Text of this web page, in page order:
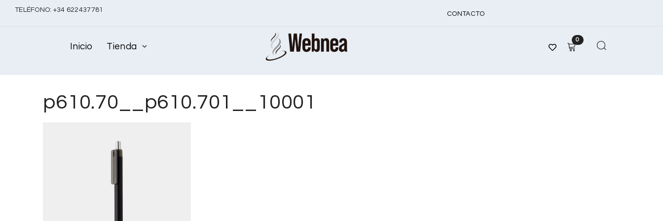
TELÉFONO: +34 622437781
CONTACTO
Inicio Tienda
0
p610.70__p610.701__10001